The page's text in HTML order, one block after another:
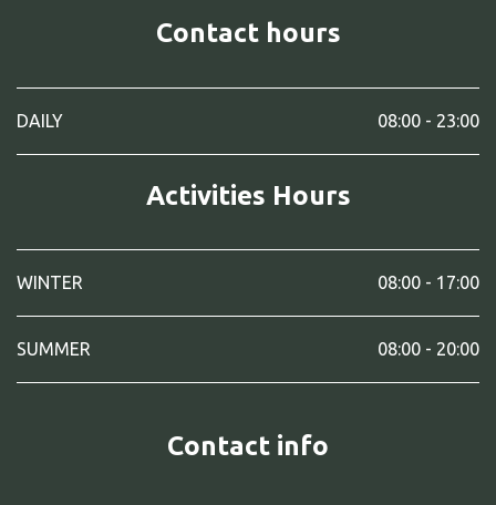
Contact hours
DAILY 08:00 - 23:00
Activities Hours
WINTER 08:00 - 17:00
SUMMER 08:00 - 20:00
Contact info